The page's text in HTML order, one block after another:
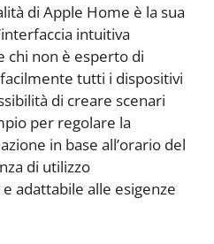
di Apple Home è la sua
intuitiva
chi non è esperto di
tutti i dispositivi
di creare scenari
per regolare la
in base all’orario del
di utilizzo
adattabile alle esigenze